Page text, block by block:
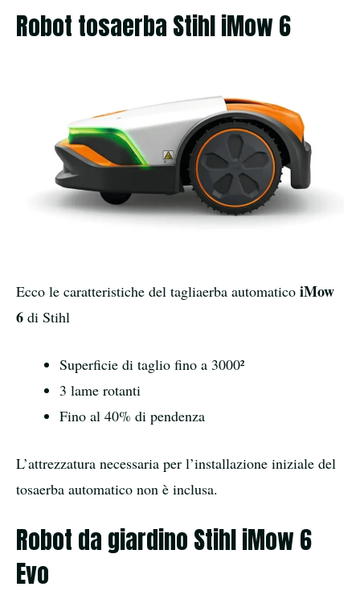
Robot tosaerba Stihl iMow 6
Ecco le caratteristiche del tagliaerba automatico iMow
6 di Stihl
Superficie di taglio fino a 3000²
3 lame rotanti
Fino al 40% di pendenza
L’attrezzatura necessaria per l’installazione iniziale del
tosaerba automatico non è inclusa.
Robot da giardino Stihl iMow 6
Evo